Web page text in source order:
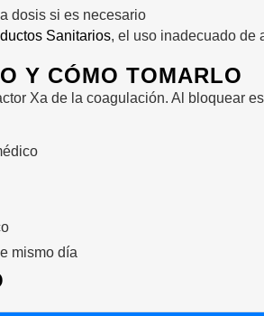
dosis si es necesario
Sanitarios, el uso inadecuado de
Y CÓMO TOMARLO
Xa de la coagulación. Al bloquear
mismo día